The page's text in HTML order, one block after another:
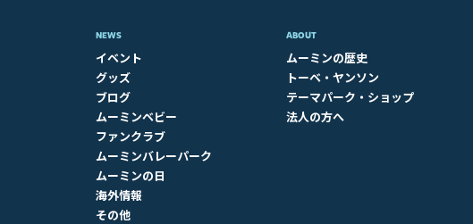
NEWS
イベント
グッズ
ブログ
ムーミンベビー
ファンクラブ
ムーミンバレーパーク
ムーミンの日
海外情報
その他
ABOUT​
ムーミンの歴史
トーベ・ヤンソン
テーマパーク・ショップ
法人の方へ